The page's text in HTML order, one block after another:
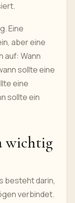
Eine
aber eine
auf: Wann
sollte eine
eine
sollte ein
wichtig
besteht darin,
verbindet.